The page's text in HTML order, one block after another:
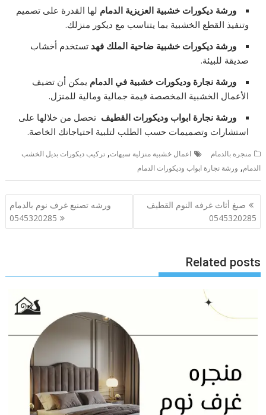
ورشة ديكورات خشبية العزيزية الدمام لها القدرة على تصميم
وتنفيذ القطع الخشبية بما يتناسب مع ديكور منزلك.
ورشة ديكورات خشبية ضاحية الملك فهد تستخدم أخشاب
صديقة للبيئة.
ورشة نجارة وديكورات خشبية في الدمام يمكن أن تضيف
الأعمال الخشبية المخصصة قيمة جمالية ومالية للمنزل.
ورشة نجارة ابواب وديكورات القطيف تحصل من خلالها على
استشارات وتصميمات حسب الطلب لتلبية احتياجاتك الخاصة.
منجرة بالدمام اعمال خشبية منزلية سيهات,تركيب ديكورات بديل الخشب
الدمام, ورشة نجارة ابواب وديكورات الدمام
تصفّح
المقالات
صبغ أثاث غرفه النوم القطيف
0545320285
ورشه تصنيع غرف نوم بالدمام
0545320285
Related posts